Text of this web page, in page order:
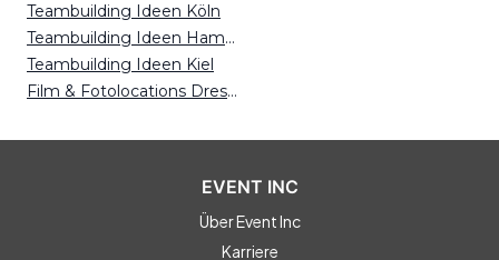
Teambuilding Ideen Köln
Teambuilding Ideen Hamburg
Teambuilding Ideen Kiel
Film & Fotolocations Dresden
EVENT INC
Über Event Inc
Karriere